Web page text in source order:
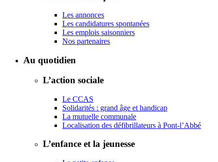
Les annonces
Les candidatures spontanées
Les emplois saisonniers
Nos partenaires
Au quotidien
L’action sociale
Le CCAS
Solidarités : grand âge et handicap
La mutuelle communale
Localisation des défibrillateurs à Pont-l’Abbé
L’enfance et la jeunesse